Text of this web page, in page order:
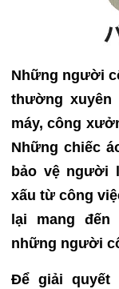
Những người
thường xuyên
máy, công
Những chiếc
bảo vệ người
xấu từ công
lại mang
những người
Để giải quyết